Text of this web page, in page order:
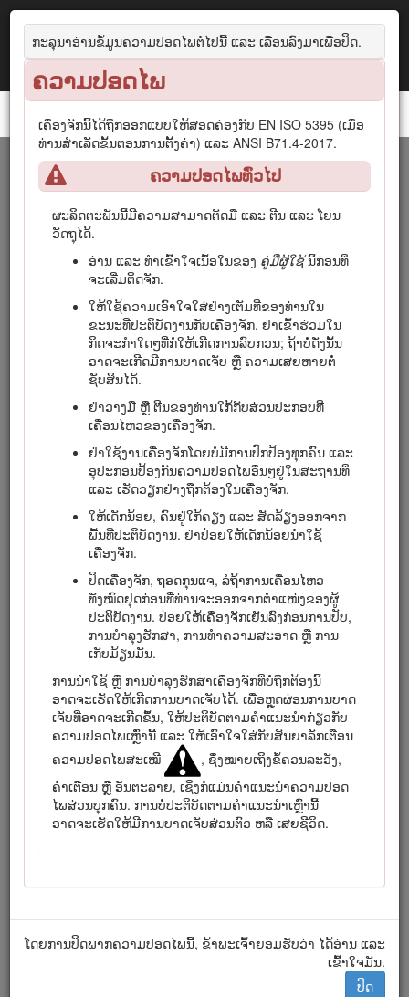
ກະລຸນາອ່ານຂໍ້ມູນຄວາມປອດໄພຕໍ່ໄປນີ້ ແລະ ເລື່ອນລົງມາເພື່ອປິດ.
ຄວາມປອດໄພ
ເຄື່ອງຈັກນີ້ໄດ້ຖືກອອກແບບໃຫ້ສອດຄ່ອງກັບ EN ISO 5395 (ເມື່ອ
ທ່ານສຳເລັດຂັ້ນຕອນການຕັ້ງຄ່າ) ແລະ ANSI B71.4-2017.
ຄວາມປອດໄພທົ່ວໄປ
ຜະລິດຕະພັນນີ້ມີຄວາມສາມາດຕັດມື ແລະ ຕີນ ແລະ ໂຍນ
ວັດຖຸໄດ້.
ອ່ານ ແລະ ທຳເຂົ້າໃຈເນື້ອໃນຂອງ ຄູ່ມືຜູ້​ໃຊ້ນີ້ກ່ອນທີ່
ຈະເລີ່ມຕິດຈັກ.
ໃຫ້ໃຊ້ຄວາມເອົາໃຈໃສ່ຢ່າງເຕັມທີ່ຂອງທ່ານໃນ
ຂະນະທີ່ປະຕິບັດງານກັບເຄື່ອງຈັກ. ຢ່າເຂົ້າຮ່ວມໃນ
ກິດຈະກຳໃດໆທີ່ກໍ່ໃຫ້ເກີດການລົບກວນ; ຖ້າບໍ່ດັ່ງນັ້ນ
ອາດ​ຈະ​ເກີດ​ມີ​ການ​ບາດ​ເຈັບ ຫຼື ຄວາມເສຍຫາຍຕໍ່
ຊັບສິນໄດ້.
ຢ່າວາງມື ຫຼື ຕີນຂອງທ່ານໃກ້ກັບສ່ວນປະກອບທີ່
ເຄື່ອນໄຫວຂອງເຄື່ອງຈັກ.
ຢ່າໃຊ້ງານເຄື່ອງຈັກໂດຍບໍ່ມີການປົກປ້ອງທຸກຄົນ ແລະ
ອຸປະກອນປ້ອງກັນຄວາມປອດໄພອື່ນໆຢູ່ໃນສະຖານທີ່
ແລະ ເຮັດວຽກຢ່າງຖືກຕ້ອງໃນເຄື່ອງຈັກ.
ໃຫ້ເດັກນ້ອຍ, ຄົນຢູ່ໃກ້ຄຽງ ແລະ ສັດລ້ຽງອອກຈາກ
ພື້ນທີ່ປະຕິບັດງານ. ຢ່າປ່ອຍໃຫ້ເດັກນ້ອຍນຳໃຊ້
ເຄື່ອງຈັກ.
ປິດເຄື່ອງຈັກ, ຖອດກຸນແຈ, ລໍຖ້າການເຄື່ອນໄຫວ
ທັງໝົດຢຸດກ່ອນທີ່ທ່ານຈະອອກຈາກຕຳແໜ່ງຂອງຜູ້
ປະຕິບັດງານ. ປ່ອຍໃຫ້ເຄື່ອງຈັກເຢັນລົງກ່ອນການປັບ,
ການບຳ​ລຸງ​ຮັກ​ສາ, ການທຳຄວາມສະອາດ ຫຼື ການ
ເກັບມ້ຽນມັນ.
ການນຳໃຊ້ ຫຼື ການບຳລຸງຮັກສາເຄື່ອງຈັກທີ່ບໍ່ຖືກຕ້ອງນີ້
ອາດຈະເຮັດໃຫ້ເກີດການບາດເຈັບໄດ້. ເພື່ອຫຼຸດຜ່ອນການບາດ
ເຈັບທີ່​ອາດ​ຈະ​ເກີດ​ຂຶ້ນ, ໃຫ້ປະຕິບັດຕາມຄຳແນະນຳກ່ຽວກັບ
ຄວາມປອດໄພເຫຼົ່ານີ້ ແລະ ໃຫ້ເອົາໃຈໃສ່ກັບສັນຍາລັກເຕືອນ
ຄວາມປອດໄພສະເໝີ
, ຊຶ່ງໝາຍເຖິງຂໍ້ຄວນລະວັງ,
ຄຳເຕືອນ ຫຼື ອັນຕະລາຍ, ເຊິ່ງ​ກໍ່​ແມ່ນຄຳແນະນຳຄວາມປອດ
ໄພສ່ວນບຸກຄົນ. ການບໍ່ປະຕິບັດຕາມຄຳແນະນຳເຫຼົ່ານີ້
ອາດຈະເຮັດໃຫ້ມີການບາດເຈັບສ່ວນຕົວ ຫລື ເສຍຊີວິດ.
ໂດຍການປິດພາກຄວາມປອດໄພນີ້, ຂ້າພະເຈົ້າຍອມຮັບວ່າ ໄດ້ອ່ານ ແລະ
ເຂົ້າໃຈມັນ.
ປິດ
ລົດຕັດຫຍ້າ Reelmaster® 5010- H
ການແນະນຳ
ເຄື່ອງຈັກນີ້ແມ່ນເຄື່ອງຕັດຫຍ້າທີ່ຂັບຂີ່ໄດ້, ໃບມີດວົງກຽວທີ່ມີຈຸດປະສົງທີ່
ຈະຖືກນຳໃຊ້ໂດຍຜູ້ຊ່ຽວຊານ, ຜູ້ປະຕິບັດການທີ່ຈ້າງງານໃນການນຳໃຊ້
ທາງການຄ້າ. ມັນໄດ້ຖືກອອກແບບຕົ້ນຕໍສໍາລັບການຕັດຫຍ້າໃນ
ສະໜາມຫຍ້າທີ່ໄດ້ຮັບການຮັກສາເປັນຢ່າງດີ. ການນຳໃຊ້
ຜະລິດຕະພັນນີ້ເພື່ອຈຸດປະສົງອື່ນນອກເໜືອຈາກການນຳໃຊ້ທີ່ເປັນ
ຈຸດປະສົງຂອງມັນອາດຈະເປັນອັນຕະລາຍຕໍ່ທ່ານ ແລະ ຜູ້ທີ່ຢູ່ໃກ້ຄຽງ.
ອ່ານຂໍ້ມູນນີ້ຢ່າງລະອຽດເພື່ອຮຽນຮູ້ວິທີການນຳ​ໃຊ້ ແລະ ບຳ​ລຸງຮັກສາ
ຜະລິດຕະພັນຂອງທ່ານຢ່າງຖືກຕ້ອງ ແລະ ຫຼີກ​ລ່ຽງການບາດເຈັບ ແລະ
ຄວາມເສຍຫາຍຂອງຜະລິດຕະພັນ. ທ່ານຮັບຜິດຊອບໃນການນຳໃຊ້
ຜະລິດຕະພັນຢ່າງຖືກຕ້ອງ ແລະ ປອດໄພ.
ເຂົ້າເບິ່ງເວັບໄຊ www.Toro.com ສຳລັບຄວາມປອດໄພຂອງ
ຜະລິດຕະພັນ ແລະ ອຸປະກອນການຝຶກອົບຮົມການ​ນຳ​ໃຊ້, ຂໍ້ມູນ
ກ່ຽວກັບອຸປະກອນເສີມ, ຊ່ວຍຊອກຫາຕົວແທນຈຳໜ່າຍ ຫຼື ເພື່ອ
ລົງທະບຽນຜະລິດຕະພັນຂອງທ່ານ.
ເມື່ອໃດກໍຕາມທີ່ທ່ານຕ້ອງການບໍລິການ, ອາໄຫຼ່ Toro ຂອງແທ້ ຫຼື ຂໍ້ມູນ
ເພີ່ມເຕີມ, ຕິດຕໍ່ຕົວແທນຈຳໜ່າຍບໍລິການທີ່ໄດ້ຮັບອະນຸຍາດ ຫຼື ຝ່າຍ
ບໍລິການລູກຄ້າ Toro ແລະ ໃຫ້ມີລຸ້ນ ແລະ ເລກລຳດັບຂອງ
ຜະລິດຕະພັນຂອງທ່ານກຽມພ້ອມໄວ້. ຮູບສະແດງ
ລຸ້ນ ແລະ ເລກລຳດັບໃນຜະລິດຕະພັນ. ຂຽນເລກໃນຊ່ອງທີ່ກຽມໃຫ້.
Important: ດ້ວຍອຸປະກອນມືຖືຂອງທ່ານ, ທ່ານສາມາດສະແກນ
ລະຫັດ QR ຢູ່ໃນແຜ່ນ​ປ້າຍເລກລຳດັບ (ຖ້າມີ) ເພື່ອເຂົ້າເຖິງການ
ຮັບປະກັນ, ອາໄຫຼ່ ແລະ ຂໍ້ມູນຜະລິດຕະພັນອື່ນໆ.
ປຶ້ມຄູ່ມືນີ້ລະບຸເຖິງໄພອັນຕະລາຍທີ່ອາດຈະເກີດຂຶ້ນ ແລະ ມີຂໍ້ຄວາມ
ກ່ຽວກັບຄວາມປອດໄພທີ່ໄດ້ລະບຸໂດຍສັນຍາລັກເຕືອນຄວາມປອດໄພ
), ເຊິ່ງເປັນສັນຍານອັນຕະລາຍທີ່ອາດຈະເຮັດໃຫ້ເກີດ
ການບາດເຈັບສາ​ຫັດ ຫຼື ເສຍຊີວິດ ຖ້າທ່ານບໍ່ປະຕິບັດຕາມຂໍ້ຄວນລະວັງ